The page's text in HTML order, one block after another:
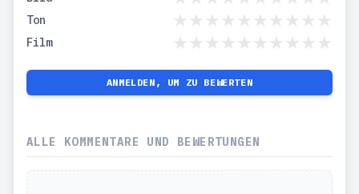
Ton
Film
ANMELDEN, UM ZU BEWERTEN
ALLE KOMMENTARE UND BEWERTUNGEN